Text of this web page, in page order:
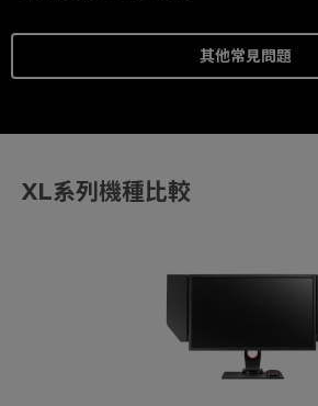
其他常見問題
XL系列機種比較